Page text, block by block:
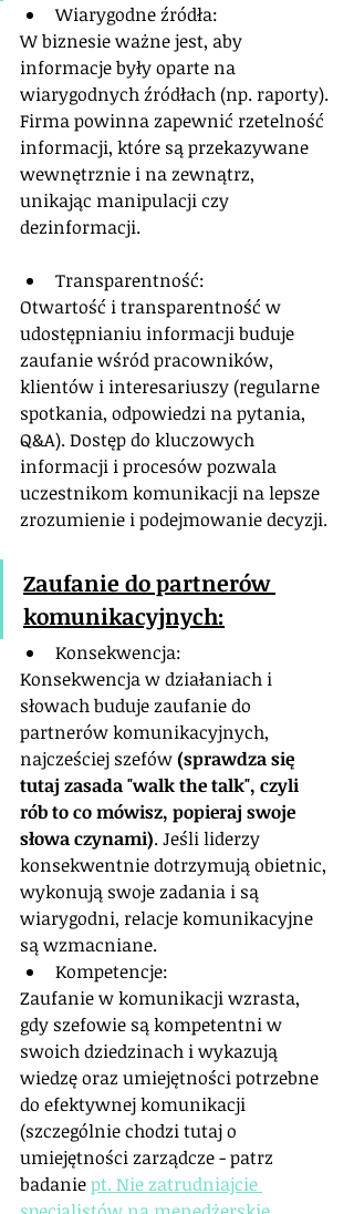
Wiarygodne źródła:
W biznesie ważne jest, aby
informacje były oparte na
wiarygodnych źródłach (np. raporty).
Firma powinna zapewnić rzetelność
informacji, które są przekazywane
wewnętrznie i na zewnątrz,
unikając manipulacji czy
dezinformacji.
Transparentność:
Otwartość i transparentność w
udostępnianiu informacji buduje
zaufanie wśród pracowników,
klientów i interesariuszy (regularne
spotkania, odpowiedzi na pytania,
Q&A). Dostęp do kluczowych
informacji i procesów pozwala
uczestnikom komunikacji na lepsze
zrozumienie i podejmowanie decyzji.
Zaufanie do partnerów
komunikacyjnych:
Konsekwencja:
Konsekwencja w działaniach i
słowach buduje zaufanie do
partnerów komunikacyjnych,
najcześciej szefów (sprawdza się
tutaj zasada "walk the talk", czyli
rób to co mówisz, popieraj swoje
słowa czynami). Jeśli liderzy
konsekwentnie dotrzymują obietnic,
wykonują swoje zadania i są
wiarygodni, relacje komunikacyjne
są wzmacniane.
Kompetencje:
Zaufanie w komunikacji wzrasta,
gdy szefowie są kompetentni w
swoich dziedzinach i wykazują
wiedzę oraz umiejętności potrzebne
do efektywnej komunikacji
(szczególnie chodzi tutaj o
umiejętności zarządcze - patrz
badanie pt. Nie zatrudniajcie